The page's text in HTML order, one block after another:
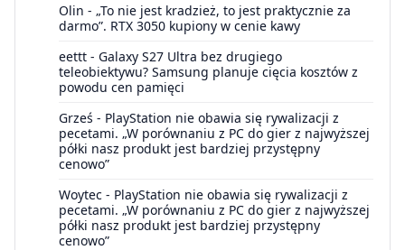
Olin - „To nie jest kradzież, to jest praktycznie za
darmo”. RTX 3050 kupiony w cenie kawy
eettt - Galaxy S27 Ultra bez drugiego
teleobiektywu? Samsung planuje cięcia kosztów z
powodu cen pamięci
Grześ - PlayStation nie obawia się rywalizacji z
pecetami. „W porównaniu z PC do gier z najwyższej
półki nasz produkt jest bardziej przystępny
cenowo”
Woytec - PlayStation nie obawia się rywalizacji z
pecetami. „W porównaniu z PC do gier z najwyższej
półki nasz produkt jest bardziej przystępny
cenowo”